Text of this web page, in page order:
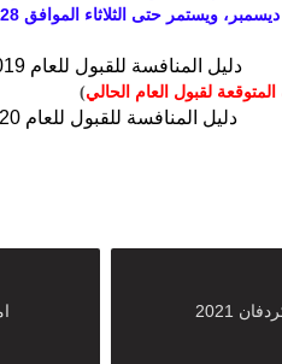
دليل المنافسة للقبول للعام 2019م
لقبول العام الحالي)
دليل المنافسة للقبول للعام 2020م
2021